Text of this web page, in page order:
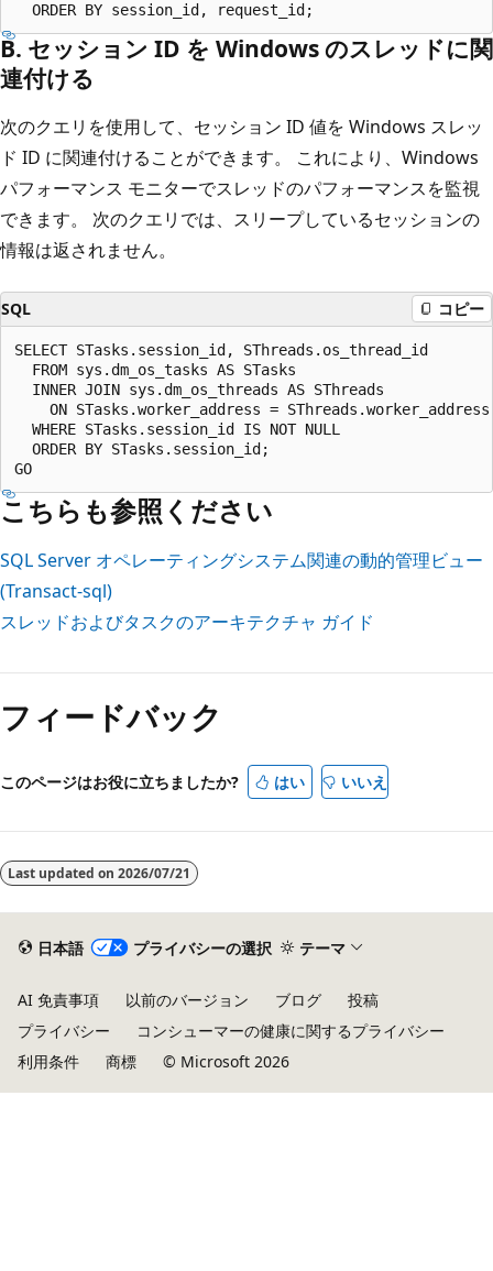
B. セッション ID を Windows のスレッドに関
連付ける
次のクエリを使用して、セッション ID 値を Windows スレッ
ド ID に関連付けることができます。 これにより、Windows
パフォーマンス モニターでスレッドのパフォーマンスを監視
できます。 次のクエリでは、スリープしているセッションの
情報は返されません。
SQL コピー
SELECT STasks.session_id, SThreads.os_thread_id
  FROM sys.dm_os_tasks AS STasks
  INNER JOIN sys.dm_os_threads AS SThreads
ON STasks.worker_address =
  WHERE STasks.session_id IS NOT NULL
  ORDER BY STasks.session_id;
こちらも参照ください
SQL Server オペレーティングシステム関連の動的管理ビュー
(Transact-sql)
スレッドおよびタスクのアーキテクチャ ガイド
フィードバック
このページはお役に立ちましたか? はい いいえ
Last updated on 2026/07/21
日本語 プライバシーの選択 テーマ
AI 免責事項 以前のバージョン ブログ
投稿
プライバシー
コンシューマーの健康に関するプライバシー
利用条件
商標 © Microsoft 2026